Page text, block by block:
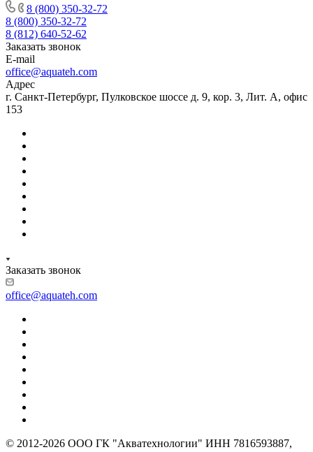
8 (800) 350-32-72
8 (800) 350-32-72
8 (812) 640-52-62
Заказать звонок
E-mail
office@aquateh.com
Адрес
г. Санкт-Петербург, Пулковское шоссе д. 9, кор. 3, Лит. А, офис
153
Заказать звонок
office@aquateh.com
© 2012-2026 ООО ГК "Акватехнологии" ИНН 7816593887,